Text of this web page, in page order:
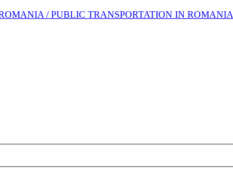
/ PUBLIC TRANSPORTATION IN ROMANIA